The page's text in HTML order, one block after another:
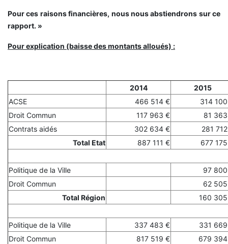
Pour ces raisons financières, nous nous abstiendrons sur ce
rapport. »
Pour explication (baisse des montants alloués) :
2014
2015
ACSE
466 514 €
314
Droit Commun
117 963 €
81
Contrats aidés
302 634 €
281
Total Etat
887 111 € 677
Politique de la Ville
97
Droit Commun
62
Total Région
160
Politique de la Ville 337 483 €
331
Droit Commun
817 519 €
679